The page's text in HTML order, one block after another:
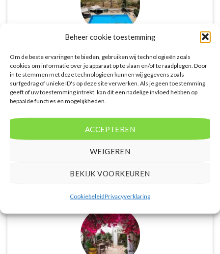
Beheer cookie toestemming
Om de beste ervaringen te bieden, gebruiken wij technologieën zoals
cookies om informatie over je apparaat op te slaan en/of te raadplegen. Door
in te stemmen met deze technologieën kunnen wij gegevens zoals
surfgedrag of unieke ID's op deze site verwerken. Als je geen toestemming
geeft of uw toestemming intrekt, kan dit een nadelige invloed hebben op
bepaalde functies en mogelijkheden.
ACCEPTEREN
WEIGEREN
BEKIJK VOORKEUREN
CookiebeleidPrivacyverklaring
De website biedt een groot aanbod van lastminute
deals naar diverse populaire
vakantiebestemmingen. Met handige filters kun je
eenvoudig zoeken op reisduur, bestemming en
budget. De prijzen zijn zeer competitief en worden
hebt.
Puck Snoeren/Amsterdam